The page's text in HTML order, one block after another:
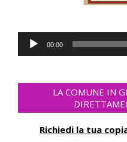
Audio
Player
00:00
LA COMUNE IN
Richiedi la tua